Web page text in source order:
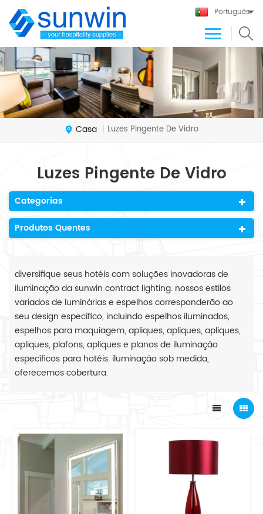
Português
Casa | Luzes Pingente De Vidro
Luzes Pingente De Vidro
Categorias
Produtos Quentes
diversifique seus hotéis com soluções inovadoras de
iluminação da sunwin contract lighting. nossos estilos
variados de luminárias e espelhos corresponderão ao
seu design específico, incluindo espelhos iluminados,
espelhos para maquiagem, apliques, apliques, apliques,
apliques, plafons, apliques e planos de iluminação
específicos para hotéis. iluminação sob medida,
oferecemos cobertura.